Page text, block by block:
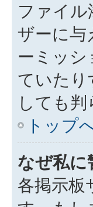
ファイ
ザーに与
ーミッ
ていた
しても
トップ
なぜ私に
各掲示板